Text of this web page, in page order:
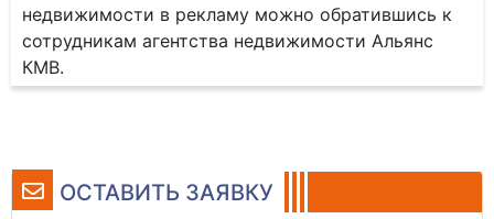
ОСТАВИТЬ ЗАЯВКУ
недвижимости в рекламу можно обратившись к
сотрудникам агентства недвижимости Альянс
КМВ.